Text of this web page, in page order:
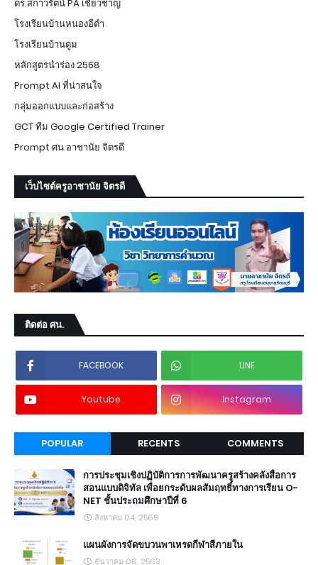
ดร.สกาวรัตน์ PA เชี่ยวชาญ
โรงเรียนบ้านหนองอีดำ
โรงเรียนบ้านตูม
หลักสูตรนำร่อง 2568
Prompt AI ที่น่าสนใจ
กลุ่มออกแบบและก่อสร้าง
GCT ทีม Google Certified Trainer
Prompt ศน.อาชานัย จิตรดี
เว็บไซต์ครูอาชานัย จิตรดี
ติดต่อ ศน.
FACEBOOK LINE
Youtube Instagram
POPULAR RECENTS COMMENTS
การประชุมเชิงปฏิบัติการการพัฒนาครูสร้างคลังสื่อการ
สอนแบบดิจิทัล เพื่อยกระดับผลสัมฤทธิ์ทางการเรียน O-
NET ชั้นประถมศึกษาปีที่ 6
สิงหาคม 04, 2569
แผนผังการจัดขบวนพาเหรดกีฬาสีภายใน
ธันวาคม 06, 2563